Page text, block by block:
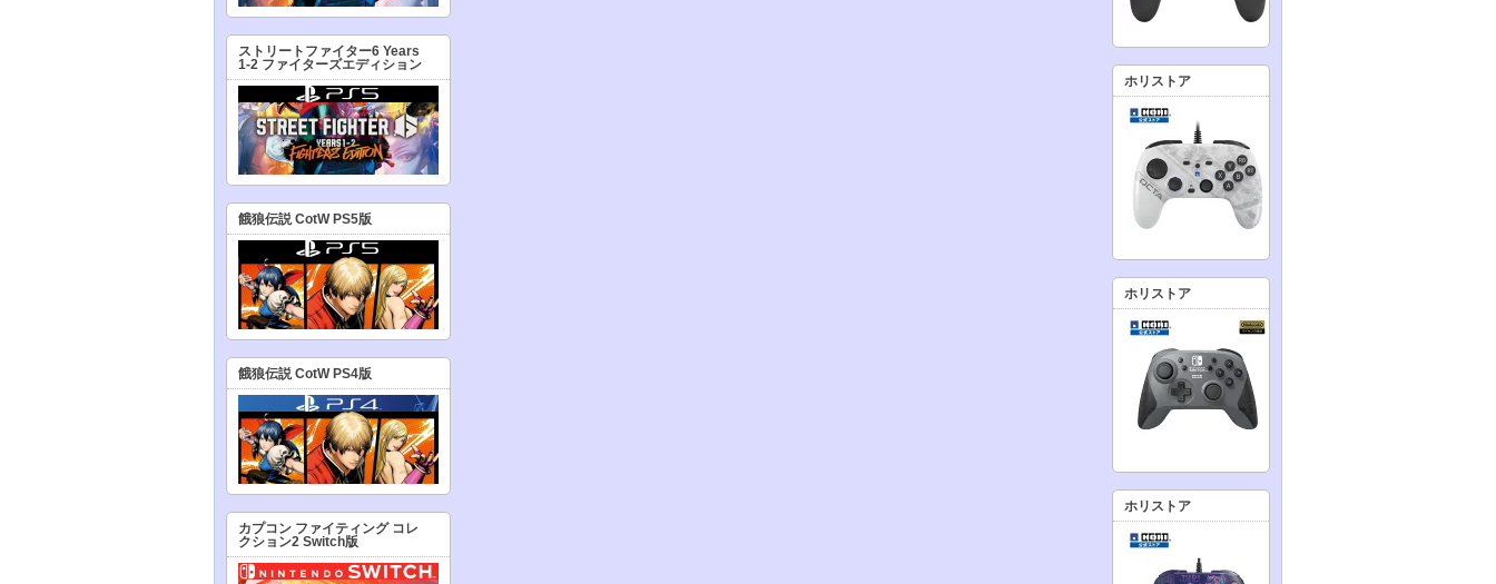
ストリートファイター6 Years
1-2 ファイターズエディション
餓狼伝説 CotW PS5版
餓狼伝説 CotW PS4版
カプコン ファイティング コレ
クション2 Switch版
ホリストア
ホリストア
ホリストア